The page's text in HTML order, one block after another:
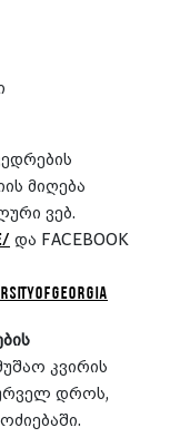
მიღება
ვებ.
და FACEBOOK
კვირის
დროს,